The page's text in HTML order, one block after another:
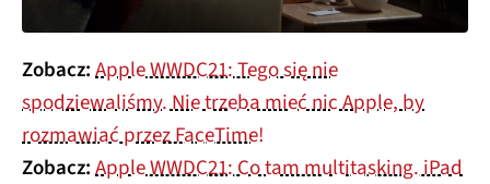
Zobacz:Apple WWDC21: Tego się nie
spodziewaliśmy. Nie trzeba mieć nic Apple, by
rozmawiać przez FaceTime!
Zobacz:Apple WWDC21: Co tam multitasking. iPad